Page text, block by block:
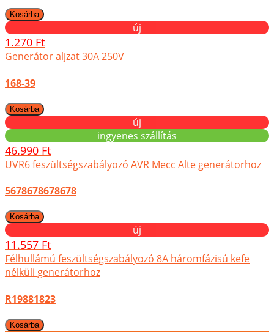
új
1.270 Ft
Generátor aljzat 30A 250V
168-39
új
ingyenes szállítás
46.990 Ft
UVR6 feszültségszabályozó AVR Mecc Alte generátorhoz
5678678678678
új
11.557 Ft
Félhullámú feszültségszabályozó 8A háromfázisú kefe
nélküli generátorhoz
R19881823